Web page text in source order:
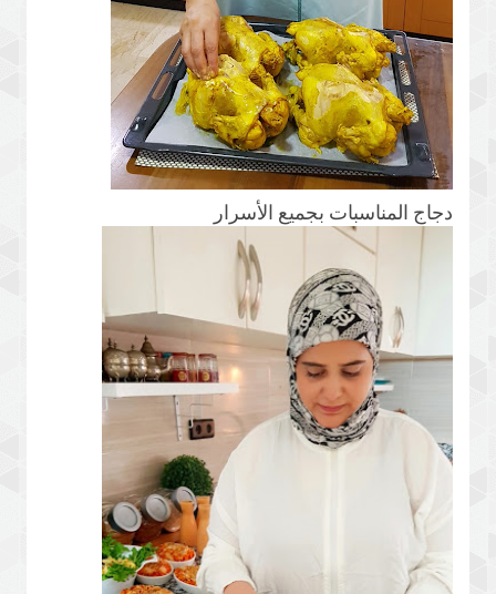
دجاج المناسبات بجميع الأسرار